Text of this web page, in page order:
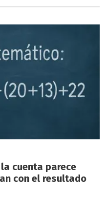
cuenta parece
con el resultado